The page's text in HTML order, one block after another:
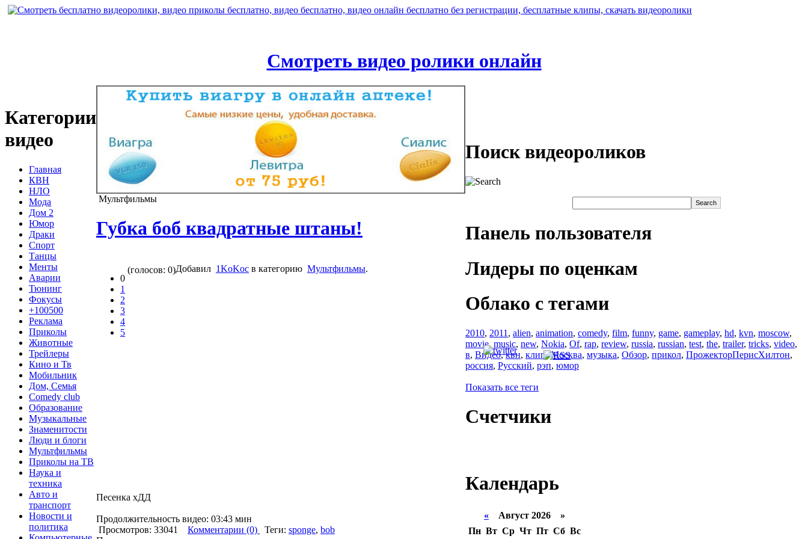
Смотреть видео ролики онлайн
Категории
видео
Главная
КВН
НЛО
Мода
Дом 2
Юмор
Драки
Спорт
Танцы
Менты
Аварии
Тюнинг
Фокусы
+100500
Реклама
Приколы
Животные
Трейлеры
Кино и Тв
Мобильник
Дом, Семья
Comedy club
Образование
Музыкальные
Знаменитости
Люди и блоги
Мультфильмы
Приколы на ТВ
Наука и
техника
Авто и
транспорт
Новости и
политика
Мультфильмы
Губка боб квадратные штаны!
0
1
2
3
4
5
(голосов: 0)Добавил 1KoKoc в категорию Мультфильмы.
Песенка хДД
Продолжительность видео: 03:43 мин
Просмотров: 33041
Комментарии (0) Теги: sponge, bob
Поиск видеороликов
Панель пользователя
Лидеры по оценкам
Облако с тегами
2010, 2011 , alien, animation, comedy, film, funny, game, gameplay, hd, kvn, moscow,
movie, music, new, Nokia, Of, rap, review, russia, russian, test, the, trailer, tricks, video,
в, Видео,квн, клип,Москва, музыка, Обзор, прикол, ПрожекторПерисХилтон,
россия, Русский, рэп, юмор
Показать все теги
Счетчики
Календарь
« Август 2026 »
Пн Вт Ср Чт Пт Сб Вс